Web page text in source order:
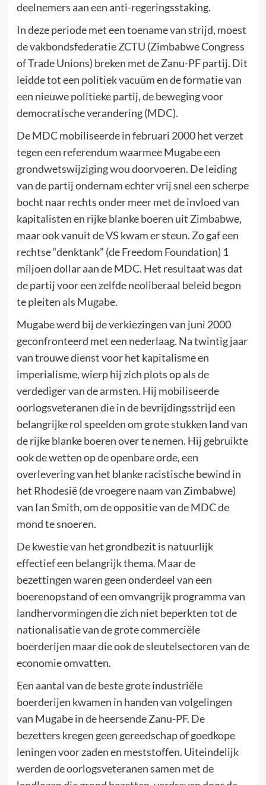
deelnemers aan een anti-regeringsstaking.
In deze periode met een toename van strijd, moest
de vakbondsfederatie ZCTU (Zimbabwe Congress
of Trade Unions) breken met de Zanu-PF partij. Dit
leidde tot een politiek vacuüm en de formatie van
een nieuwe politieke partij, de beweging voor
democratische verandering (MDC).
De MDC mobiliseerde in februari 2000 het verzet
tegen een referendum waarmee Mugabe een
grondwetswijziging wou doorvoeren. De leiding
van de partij ondernam echter vrij snel een scherpe
bocht naar rechts onder meer met de invloed van
kapitalisten en rijke blanke boeren uit Zimbabwe,
maar ook vanuit de VS kwam er steun. Zo gaf een
rechtse “denktank” (de Freedom Foundation) 1
miljoen dollar aan de MDC. Het resultaat was dat
de partij voor een zelfde neoliberaal beleid begon
te pleiten als Mugabe.
Mugabe werd bij de verkiezingen van juni 2000
geconfronteerd met een nederlaag. Na twintig jaar
van trouwe dienst voor het kapitalisme en
imperialisme, wierp hij zich plots op als de
verdediger van de armsten. Hij mobiliseerde
oorlogsveteranen die in de bevrijdingsstrijd een
belangrijke rol speelden om grote stukken land van
de rijke blanke boeren over te nemen. Hij gebruikte
ook de wetten op de openbare orde, een
overlevering van het blanke racistische bewind in
het Rhodesië (de vroegere naam van Zimbabwe)
van Ian Smith, om de oppositie van de MDC de
mond te snoeren.
De kwestie van het grondbezit is natuurlijk
effectief een belangrijk thema. Maar de
bezettingen waren geen onderdeel van een
boerenopstand of een omvangrijk programma van
landhervormingen die zich niet beperkten tot de
nationalisatie van de grote commerciële
boerderijen maar die ook de sleutelsectoren van de
economie omvatten.
Een aantal van de beste grote industriële
boerderijen kwamen in handen van volgelingen
van Mugabe in de heersende Zanu-PF. De
bezetters kregen geen gereedschap of goedkope
leningen voor zaden en meststoffen. Uiteindelijk
werden de oorlogsveteranen samen met de